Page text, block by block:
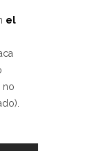
el
no